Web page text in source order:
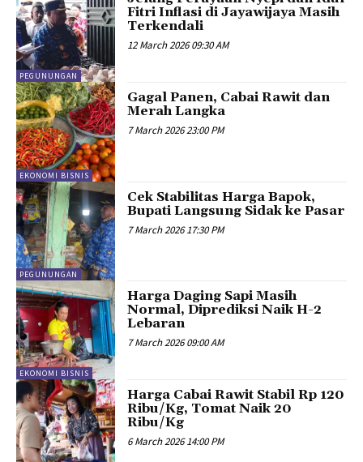
PEGUNUNGAN
Fitri Inflasi di Jayawijaya Masih
Terkendali
12 March 2026 09:30 AM
EKONOMI BISNIS
Gagal Panen, Cabai Rawit dan
Merah Langka
7 March 2026 23:00 PM
PEGUNUNGAN
Cek Stabilitas Harga Bapok,
Bupati Langsung Sidak ke Pasar
7 March 2026 17:30 PM
EKONOMI BISNIS
Harga Daging Sapi Masih
Normal, Diprediksi Naik H-2
Lebaran
7 March 2026 09:00 AM
Harga Cabai Rawit Stabil Rp 120
Ribu/Kg, Tomat Naik 20
Ribu/Kg
6 March 2026 14:00 PM